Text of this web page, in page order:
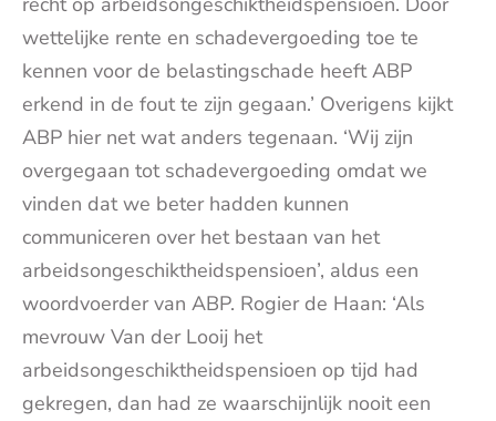
wettelijke rente en schadevergoeding toe te
kennen voor de belastingschade heeft ABP
erkend in de fout te zijn gegaan.’ Overigens kijkt
ABP hier net wat anders tegenaan. ‘Wij zijn
overgegaan tot schadevergoeding omdat we
vinden dat we beter hadden kunnen
communiceren over het bestaan van het
arbeidsongeschiktheidspensioen’, aldus een
woordvoerder van ABP. Rogier de Haan: ‘Als
mevrouw Van der Looij het
arbeidsongeschiktheidspensioen op tijd had
gekregen, dan had ze waarschijnlijk nooit een